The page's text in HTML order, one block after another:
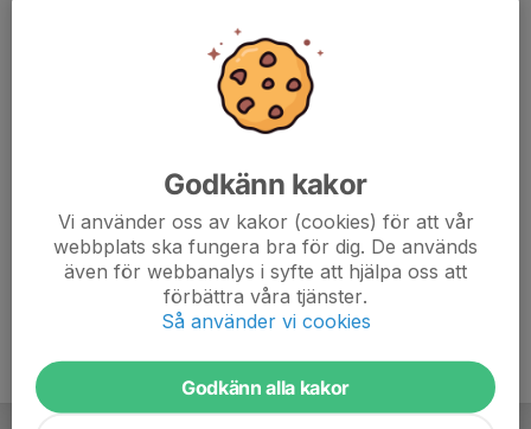
Thaiboxning för barn med coach Jacob Karlsson.
Godkänn kakor
Vi använder oss av kakor (cookies) för att vår
webbplats ska fungera bra för dig. De används
även för webbanalys i syfte att hjälpa oss att
förbättra våra tjänster.
Så använder vi cookies
Godkänn alla kakor